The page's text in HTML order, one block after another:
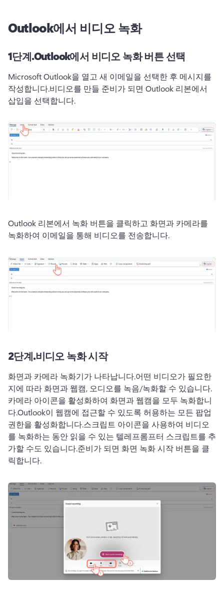
Outlook에서 비디오 녹화
1단계.Outlook에서 비디오 녹화 버튼 선택
Microsoft Outlook을 열고 새 이메일을 선택한 후 메시지를
작성합니다.비디오를 만들 준비가 되면 Outlook 리본에서
삽입을 선택합니다.
Outlook 리본에서 녹화 버튼을 클릭하고 화면과 카메라를
녹화하여 이메일을 통해 비디오를 전송합니다.
2단계.비디오 녹화 시작
화면과 카메라 녹화기가 나타납니다.어떤 비디오가 필요한
지에 따라 화면과 웹캠, 오디오를 녹음/녹화할 수 있습니다.
카메라 아이콘을 활성화하여 화면과 웹캠을 모두 녹화합니
다.Outlook이 웹캠에 접근할 수 있도록 허용하는 모든 팝업
권한을 활성화합니다.스크립트 아이콘을 사용하여 비디오
를 녹화하는 동안 읽을 수 있는 텔레프롬프터 스크립트를 추
가할 수도 있습니다.준비가 되면 화면 녹화 시작 버튼을 클
릭합니다.